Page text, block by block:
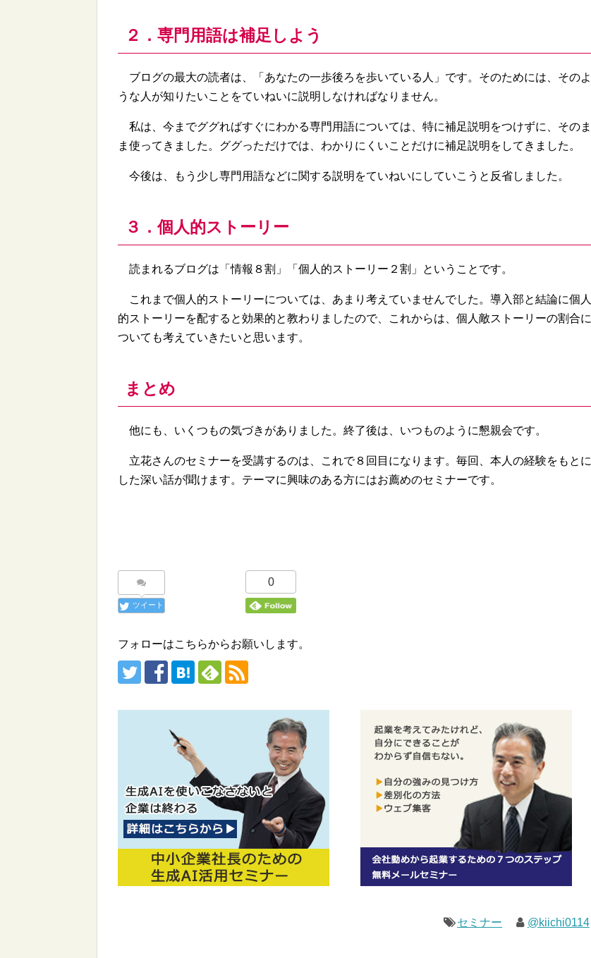
２．専門用語は補足しよう
ブログの最大の読者は、「あなたの一歩後ろを歩いている人」です。そのためには、そのよ
うな人が知りたいことをていねいに説明しなければなりません。
私は、今までググればすぐにわかる専門用語については、特に補足説明をつけずに、そのま
ま使ってきました。ググっただけでは、わかりにくいことだけに補足説明をしてきました。
今後は、もう少し専門用語などに関する説明をていねいにしていこうと反省しました。
３．個人的ストーリー
読まれるブログは「情報８割」「個人的ストーリー２割」ということです。
これまで個人的ストーリーについては、あまり考えていませんでした。導入部と結論に個人
的ストーリーを配すると効果的と教わりましたので、これからは、個人敵ストーリーの割合に
ついても考えていきたいと思います。
まとめ
他にも、いくつもの気づきがありました。終了後は、いつものように懇親会です。
立花さんのセミナーを受講するのは、これで８回目になります。毎回、本人の経験をもとに
した深い話が聞けます。テーマに興味のある方にはお薦めのセミナーです。
ツイート
0
フォローはこちらからお願いします。
セミナー @kiichi0114